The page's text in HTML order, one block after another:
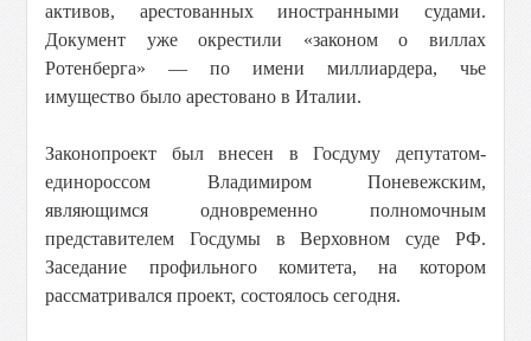
активов, арестованных иностранными судами.
Документ уже окрестили «законом о виллах
Ротенберга» — по имени миллиардера, чье
имущество было арестовано в Италии.
Законопроект был внесен в Госдуму депутатом-
единороссом Владимиром Поневежским,
являющимся одновременно полномочным
представителем Госдумы в Верховном суде РФ.
Заседание профильного комитета, на котором
рассматривался проект, состоялось сегодня.